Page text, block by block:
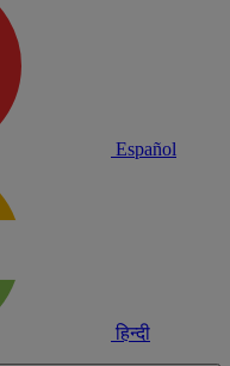
Español
हिन्दी